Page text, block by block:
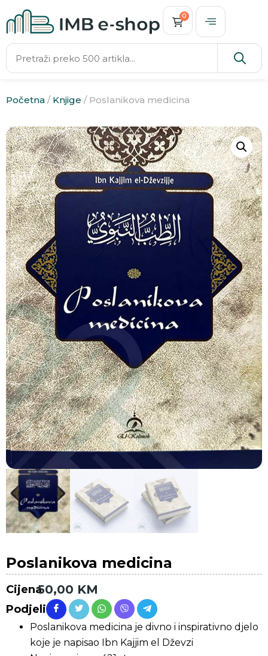
0
Početna / Knjige / Poslanikova medicina
Poslanikova medicina
Cijena50,00 KM
Podjeli
Poslanikova medicina je divno i inspirativno djelo
koje je napisao Ibn Kajjim el Dževzi